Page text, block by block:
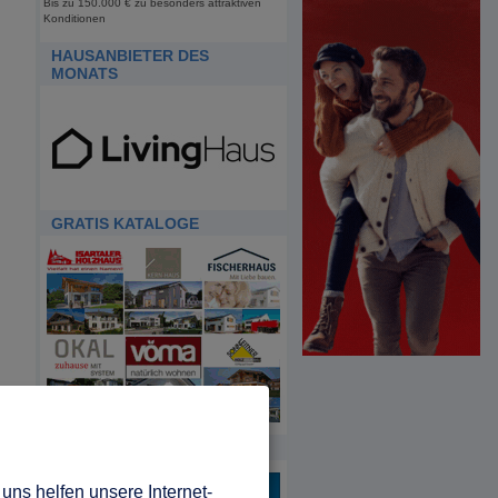
Konditionen
HAUSANBIETER DES
MONATS
GRATIS KATALOGE
helfen unsere Internet-